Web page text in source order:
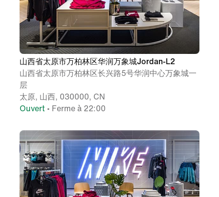
山西省太原市万柏林区华润万象城Jordan-L2
山西省太原市万柏林区长兴路5号华润中心万象城一
层
太原, 山西, 030000, CN
Ouvert • Ferme à 22:00